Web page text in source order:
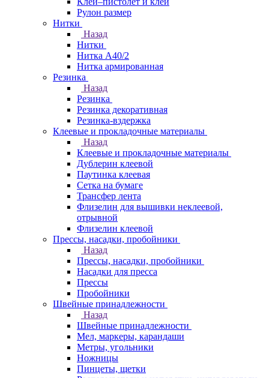
Рулон размер
Нитки
Назад
Нитки
Нитка А40/2
Нитка армированная
Резинка
Назад
Резинка
Резинка декоративная
Резинка-вздержка
Клеевые и прокладочные материалы
Назад
Клеевые и прокладочные материалы
Дублерин клеевой
Паутинка клеевая
Сетка на бумаге
Трансфер лента
Флизелин для вышивки неклеевой,
отрывной
Флизелин клеевой
Прессы, насадки, пробойники
Назад
Прессы, насадки, пробойники
Насадки для пресса
Прессы
Пробойники
Швейные принадлежности
Назад
Швейные принадлежности
Мел, маркеры, карандаши
Метры, угольники
Ножницы
Пинцеты, щетки